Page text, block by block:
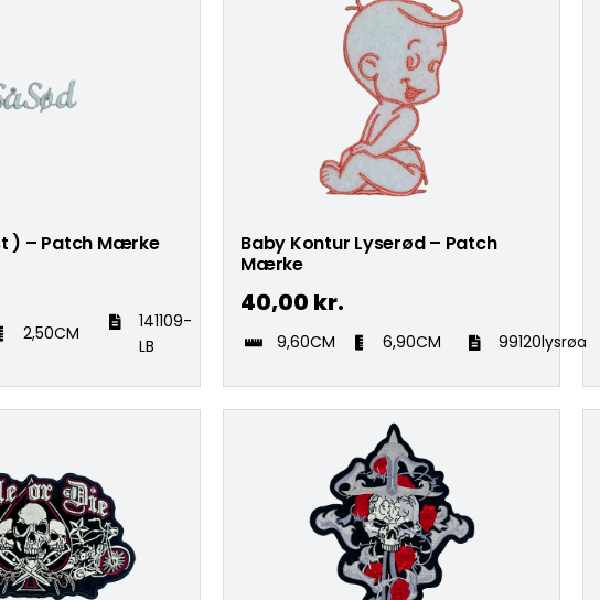
) – Patch Mærke
2,50CM
141109-
LB
Baby Kontur Lyserød – Patch
Mærke
40,00 kr.
9,60CM 6,90CM 99120lysrød